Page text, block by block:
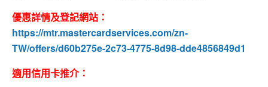
優惠詳情及登記網站：
https://mtr.mastercardservices.com/zn-
TW/offers/d60b275e-2c73-4775-8d98-dde4856849d1
適用信用卡推介：